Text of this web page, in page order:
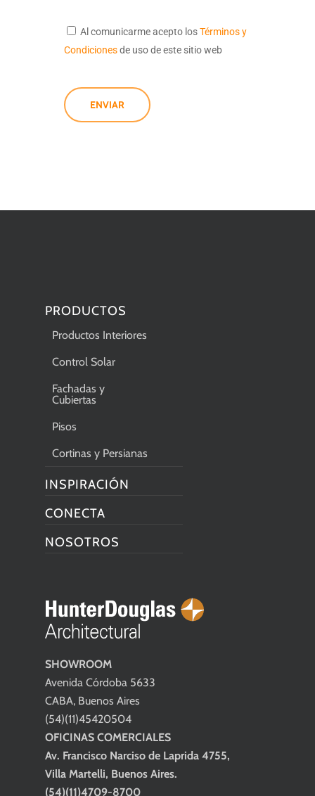
Al comunicarme acepto losTérminos y
Condicionesde uso de este sitio web
ENVIAR
SHOWROOM
Avenida Córdoba 5633
CABA, Buenos Aires
(54)(11)45420504
OFICINAS COMERCIALES
Av. Francisco Narciso de Laprida 4755,
Villa Martelli, Buenos Aires.
(54)(11)4709-8700
PRODUCTOS
Productos Interiores
Control Solar
Fachadas y
Cubiertas
Pisos
Cortinas y Persianas
INSPIRACIÓN
CONECTA
NOSOTROS